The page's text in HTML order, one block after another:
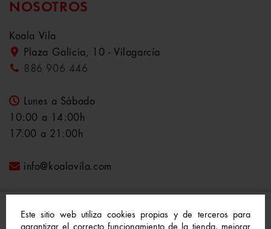
Este sitio web utiliza cookies propias y de terceros para
NOSOTROS
Koala Vila
Plaza Galicia, 10 - Vilagarcía
886 906 446
Lunes a Sábado
10:00 a 14:00h
17:00 a 21:00h
info@koalavila.com